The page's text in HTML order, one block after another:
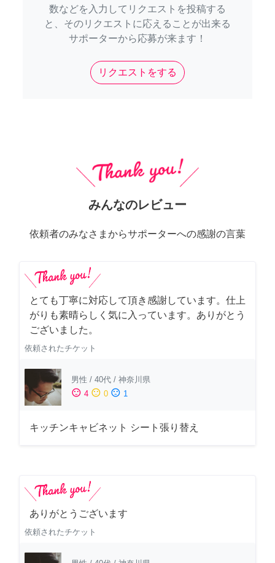
数などを入力してリクエストを投稿する
と、そのリクエストに応えることが出来る
サポーターから応募が来ます！
リクエストをする
みんなのレビュー
依頼者のみなさまからサポーターへの感謝の言葉
とても丁寧に対応して頂き感謝しています。仕上
がりも素晴らしく気に入っています。ありがとう
ございました。
依頼されたチケット
男性 / 40代 / 神奈川県
sentiment_satisfied 4 sentiment_neutral 0 sentiment_dissatisfied 1
キッチンキャビネット シート張り替え
ありがとうございます
依頼されたチケット